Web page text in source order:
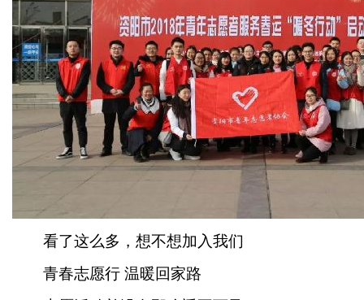
看了这么多，想不想加入我们
青春志愿行 温暖回家路